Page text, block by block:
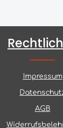
Impressum
AGB